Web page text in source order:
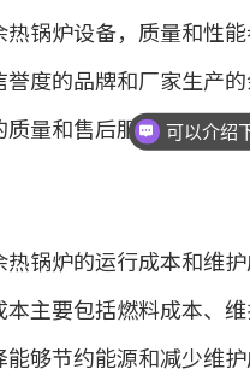
热锅炉设备，质量和性
度的品牌和厂家生产
量和售后服务，避免购
热锅炉的运行成本和维
主要包括燃料成本、
够节约能源和减少维